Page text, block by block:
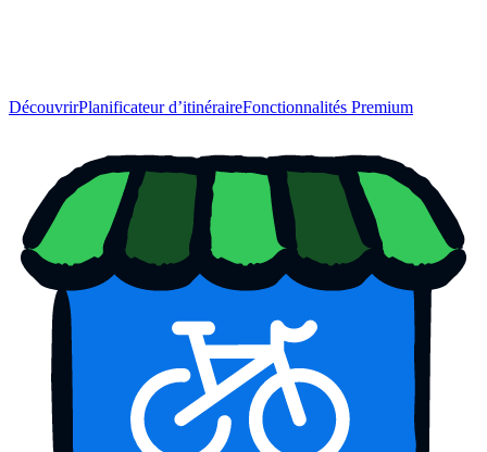
DécouvrirPlanificateur d’itinéraireFonctionnalités Premium